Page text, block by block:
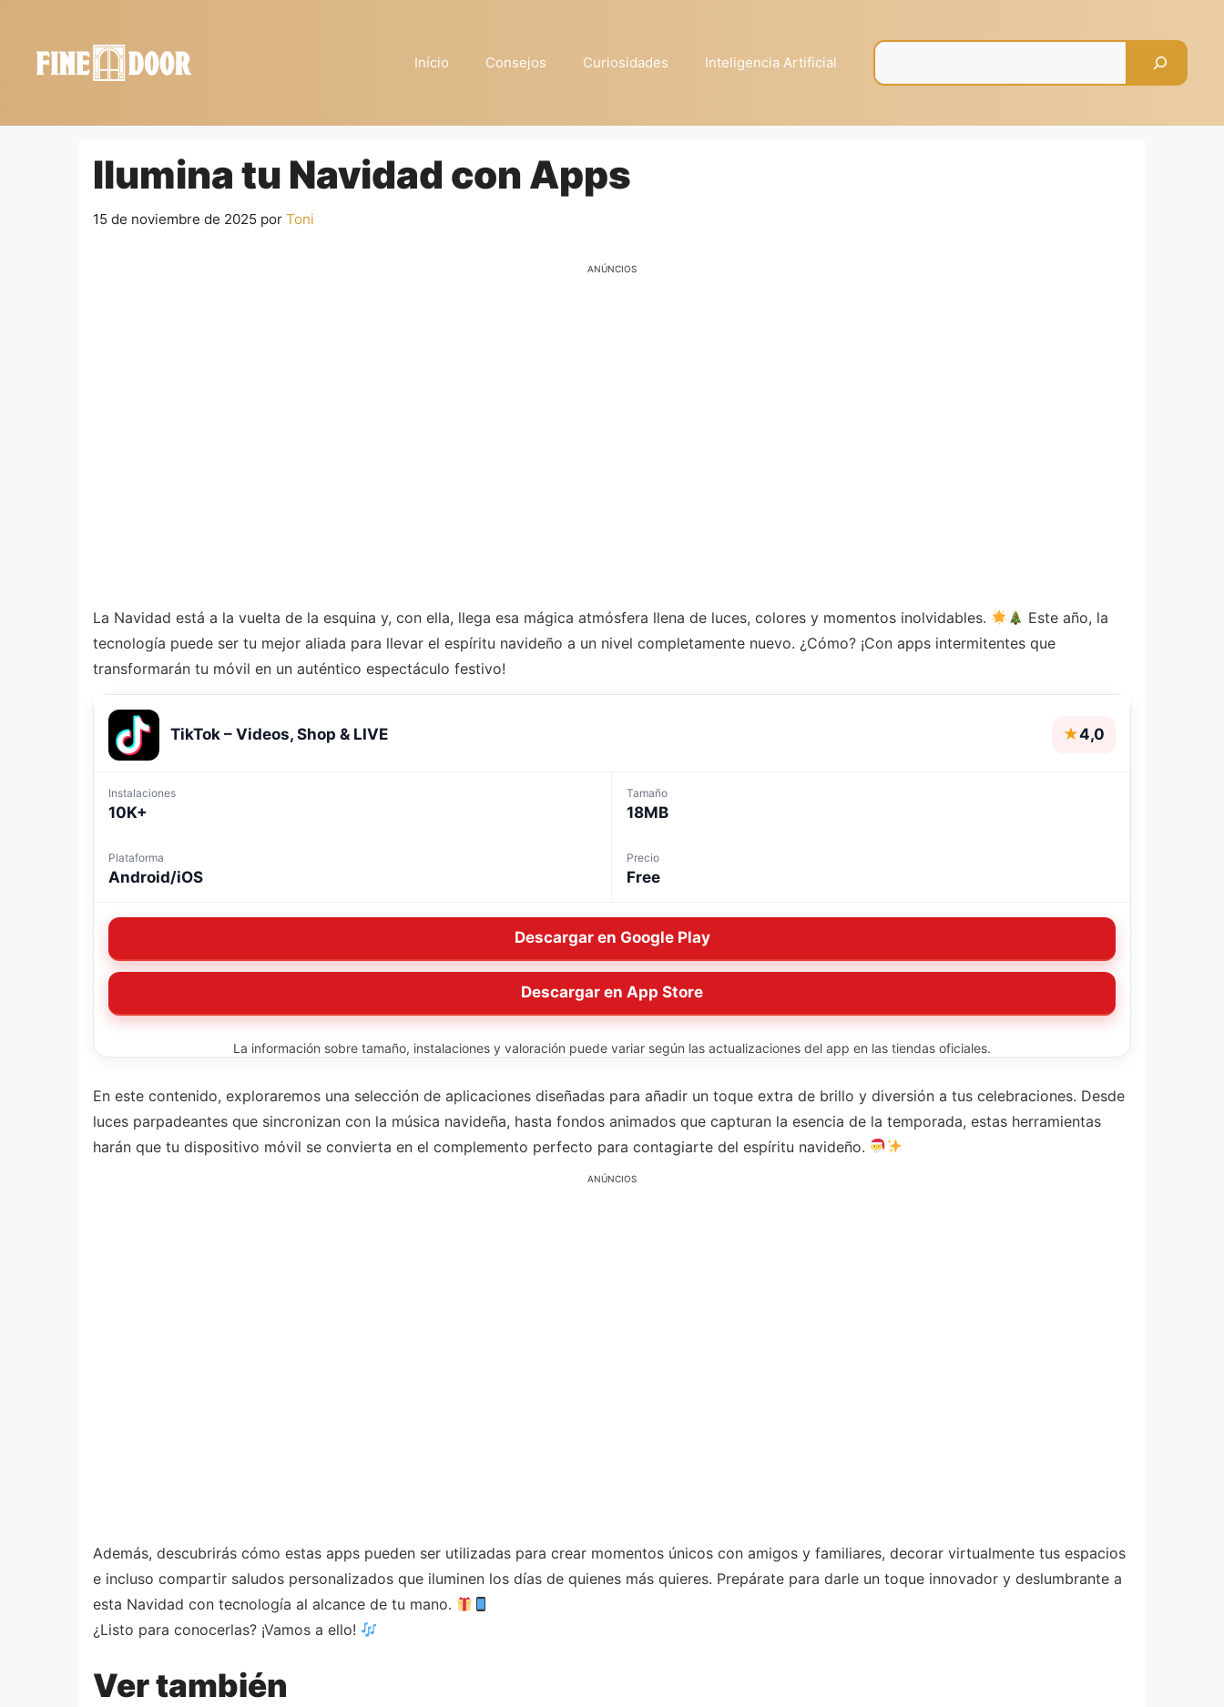
contenido
Início Consejos Curiosidades Inteligencia Artificial
Ilumina tu Navidad con Apps
15 de noviembre de 2025 por Toni
ANÚNCIOS
La Navidad está a la vuelta de la esquina y, con ella, llega esa mágica atmósfera llena de luces, colores y momentos inolvidables.
Este año, la
tecnología puede ser tu mejor aliada para llevar el espíritu navideño a un nivel completamente nuevo. ¿Cómo? ¡Con apps intermitentes que
transformarán tu móvil en un auténtico espectáculo festivo!
TikTok – Videos, Shop & LIVE ★4,0
Instalaciones
10K+
Tamaño
18MB
Plataforma
Android/iOS
Precio
Free
Descargar en Google Play
Descargar en App Store
La información sobre tamaño, instalaciones y valoración puede variar según las actualizaciones del app en las tiendas oficiales.
En este contenido, exploraremos una selección de aplicaciones diseñadas para añadir un toque extra de brillo y diversión a tus celebraciones. Desde
luces parpadeantes que sincronizan con la música navideña, hasta fondos animados que capturan la esencia de la temporada, estas herramientas
harán que tu dispositivo móvil se convierta en el complemento perfecto para contagiarte del espíritu navideño.
ANÚNCIOS
Además, descubrirás cómo estas apps pueden ser utilizadas para crear momentos únicos con amigos y familiares, decorar virtualmente tus espacios
e incluso compartir saludos personalizados que iluminen los días de quienes más quieres. Prepárate para darle un toque innovador y deslumbrante a
esta Navidad con tecnología al alcance de tu mano.
¿Listo para conocerlas? ¡Vamos a ello!
Ver también